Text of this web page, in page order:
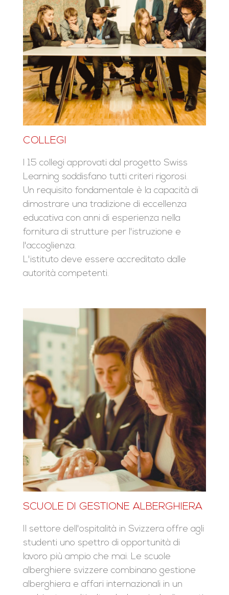
COLLEGI
I 15 collegi approvati dal progetto Swiss
Learning soddisfano tutti criteri rigorosi.
Un requisito fondamentale è la capacità di
dimostrare una tradizione di eccellenza
educativa con anni di esperienza nella
fornitura di strutture per l'istruzione e
l'accoglienza.
L'istituto deve essere accreditato dalle
autorità competenti.
SCUOLE DI GESTIONE ALBERGHIERA
Il settore dell'ospitalità in Svizzera offre agli
studenti uno spettro di opportunità di
lavoro più ampio che mai. Le scuole
alberghiere svizzere combinano gestione
alberghiera e affari internazionali in un